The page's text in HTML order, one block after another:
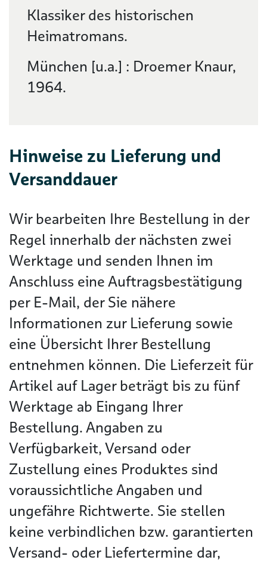
Klassiker des historischen
Heimatromans.
München [u.a.] : Droemer Knaur,
1964.
Hinweise zu Lieferung und
Versanddauer
Wir bearbeiten Ihre Bestellung in der
Regel innerhalb der nächsten zwei
Werktage und senden Ihnen im
Anschluss eine Auftragsbestätigung
per E-Mail, der Sie nähere
Informationen zur Lieferung sowie
eine Übersicht Ihrer Bestellung
entnehmen können. Die Lieferzeit für
Artikel auf Lager beträgt bis zu fünf
Werktage ab Eingang Ihrer
Bestellung. Angaben zu
Verfügbarkeit, Versand oder
Zustellung eines Produktes sind
voraussichtliche Angaben und
ungefähre Richtwerte. Sie stellen
keine verbindlichen bzw. garantierten
Versand- oder Liefertermine dar,